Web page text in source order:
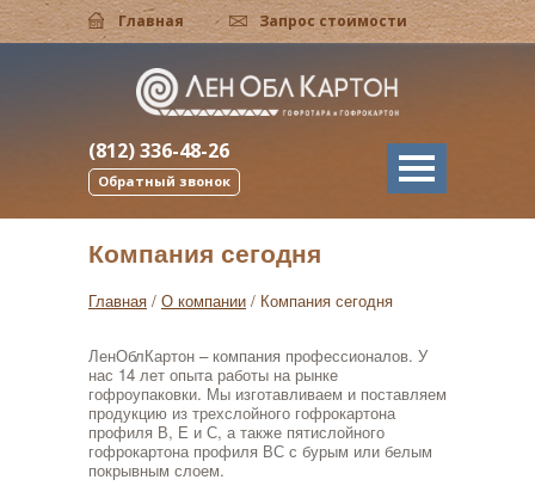
Главная Запрос стоимости
English version
(812) 336-48-26
Обратный звонок
Компания сегодня
Главная / О компании / Компания сегодня
ЛенОблКартон – компания профессионалов. У
нас 14 лет опыта работы на рынке
гофроупаковки. Мы изготавливаем и поставляем
продукцию из трехслойного гофрокартона
профиля В, Е и С, а также пятислойного
гофрокартона профиля ВС с бурым или белым
покрывным слоем.
компании
ящики
коробки
для пиццы
короба
гофрокартона
дизайна
на коробках
готовой продукции
требования
терминов
информация
стоимости